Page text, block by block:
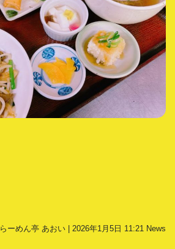
らーめん亭 あおい | 2026年1月5日 11:21 News